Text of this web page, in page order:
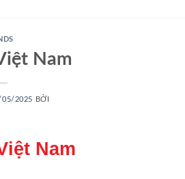
Nam
05/2025 BỞI
Nam